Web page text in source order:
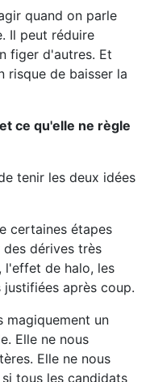
quand on parle
Il peut réduire
figer d'autres. Et
risque de baisser la
ce qu'elle ne règle
tenir les deux idées
certaines étapes
dérives très
l'effet de halo, les
après coup.
magiquement un
Elle ne nous
Elle ne nous
tous les candidats